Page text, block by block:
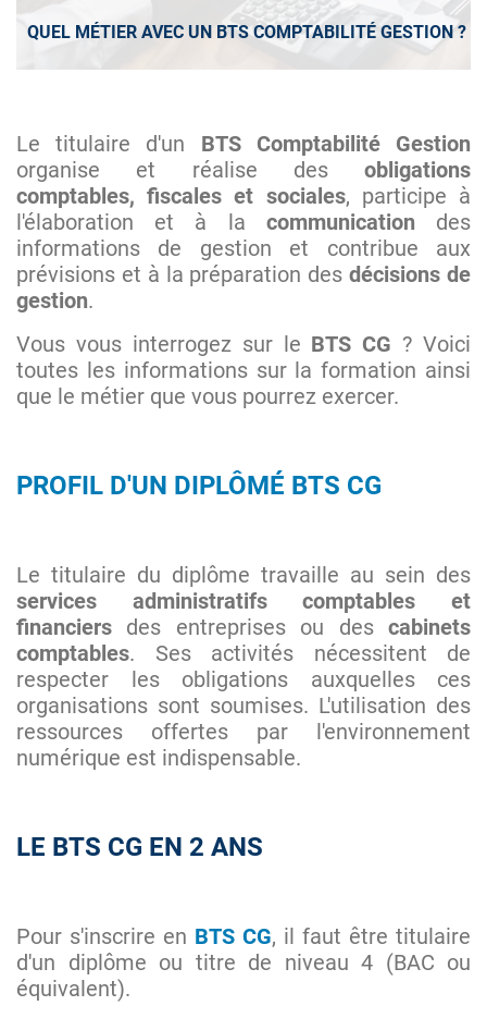
QUEL MÉTIER AVEC UN BTS COMPTABILITÉ GESTION ?
Le titulaire d'un BTS Comptabilité Gestion
organise et réalise des obligations
comptables, fiscales et sociales, participe à
l'élaboration et à la communication des
informations de gestion et contribue aux
prévisions et à la préparation desdécisions de
gestion.
Vous vous interrogez sur le BTS CG ? Voici
toutes les informations sur la formation ainsi
que le métier que vous pourrez exercer.
PROFIL D'UN DIPLÔMÉ BTS CG
Le titulaire du diplôme travaille au sein des
services administratifs comptables et
financiers des entreprises ou des cabinets
comptables. Ses activités nécessitent de
respecter les obligations auxquelles ces
organisations sont soumises. L'utilisation des
ressources offertes par l'environnement
numérique est indispensable.
LE BTS CG EN 2 ANS
Pour s'inscrire en BTS CG, il faut être titulaire
d'un diplôme ou titre de niveau 4 (BAC ou
équivalent).